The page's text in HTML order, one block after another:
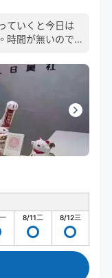
ていくと今日は
時間が無いので仕
。閉店が早いなら
8/11二 8/12三